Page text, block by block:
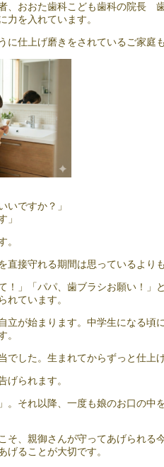
、おおた歯科こども歯科の院長
力を入れています。
に仕上げ磨きをされているご家庭
いですか？」
」
。
直接守れる期間は思っているより
！」「パパ、歯ブラシお願い！」
れています。
立が始まります。中学生になる頃
。
でした。生まれてからずっと仕上
げられます。
。それ以降、一度も娘のお口の中
そ、親御さんが守ってあげられる
げることが大切です。